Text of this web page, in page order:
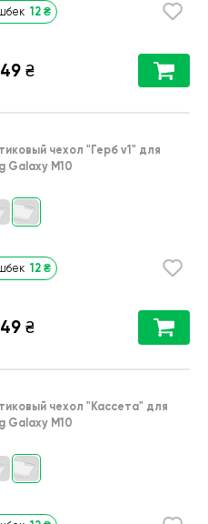
12 ₴
₴
чехол "Герб v1" для
Galaxy M10
12 ₴
₴
чехол "Кассета" для
Galaxy M10